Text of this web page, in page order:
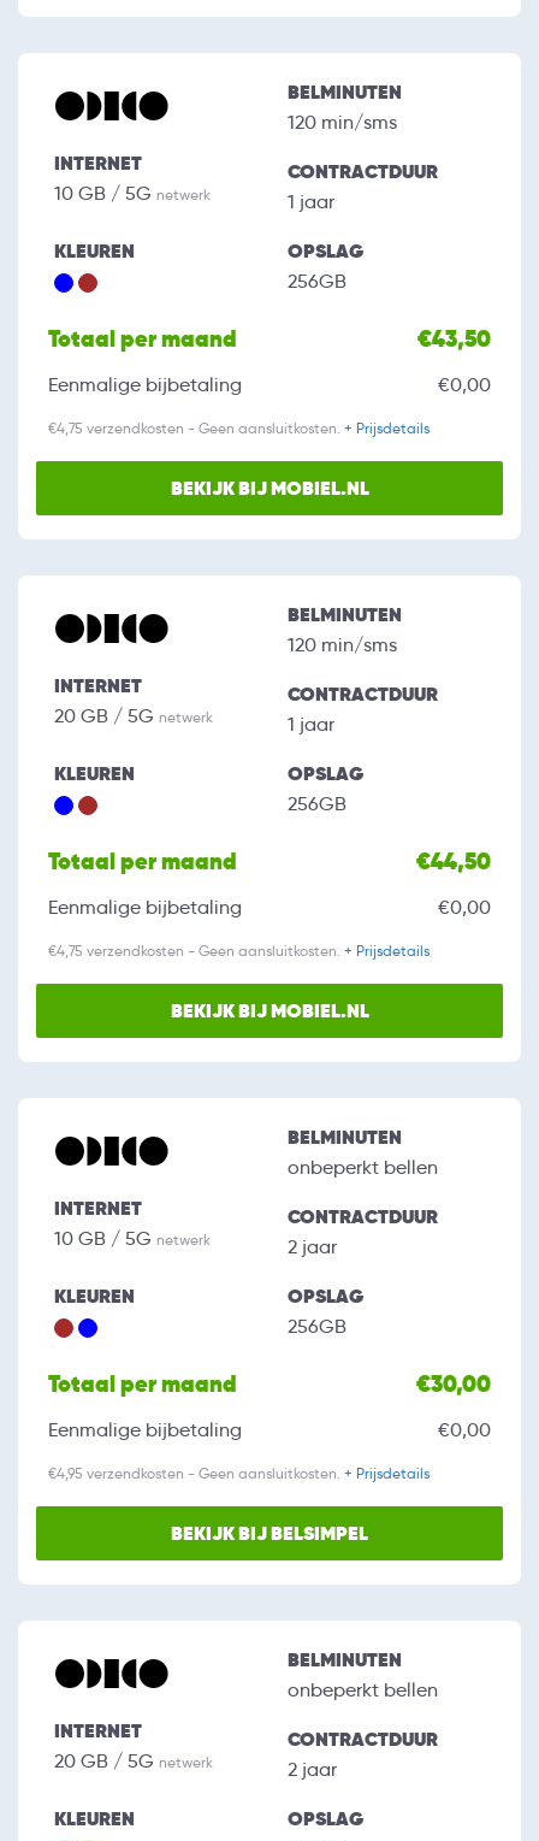
INTERNET
10 GB / 5G netwerk
BELMINUTEN
120 min/sms
CONTRACTDUUR
1 jaar
KLEUREN OPSLAG
256GB
Totaal per maand €43,50
Eenmalige bijbetaling €0,00
€4,75 verzendkosten - Geen aansluitkosten. + Prijsdetails
BEKIJK BIJ MOBIEL.NL
INTERNET
20 GB / 5G netwerk
BELMINUTEN
120 min/sms
CONTRACTDUUR
1 jaar
KLEUREN OPSLAG
256GB
Totaal per maand €44,50
Eenmalige bijbetaling €0,00
€4,75 verzendkosten - Geen aansluitkosten. + Prijsdetails
BEKIJK BIJ MOBIEL.NL
INTERNET
10 GB / 5G netwerk
BELMINUTEN
onbeperkt bellen
CONTRACTDUUR
2 jaar
KLEUREN OPSLAG
256GB
Totaal per maand €30,00
Eenmalige bijbetaling €0,00
€4,95 verzendkosten - Geen aansluitkosten. + Prijsdetails
BEKIJK BIJ BELSIMPEL
INTERNET
20 GB / 5G netwerk
BELMINUTEN
onbeperkt bellen
CONTRACTDUUR
2 jaar
KLEUREN OPSLAG